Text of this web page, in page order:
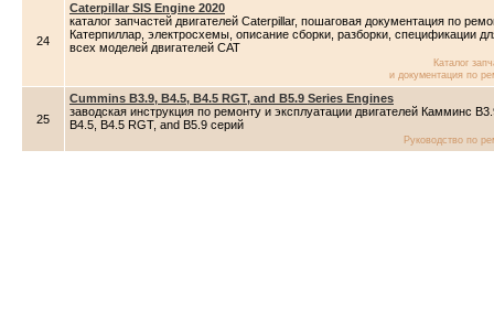
24
Caterpillar SIS Engine 2020
каталог запчастей двигателей Caterpillar, пошаговая документация по
Катерпиллар, электросхемы, описание сборки, разборки, спецификации
всех моделей двигателей CAT
Каталог
и документация по
25
Cummins B3.9, B4.5, B4.5 RGT, and B5.9 Series Engines
заводская инструкция по ремонту и эксплуатации двигателей Камминс
B4.5, B4.5 RGT, and B5.9 серий
Руководство по